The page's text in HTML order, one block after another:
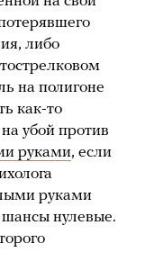
либо
на полигоне
как-то
убой против
руками, если
руками
нулевые.